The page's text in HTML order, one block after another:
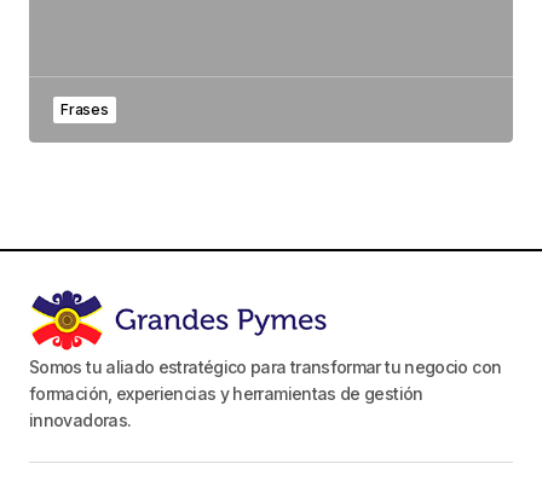
Frases
Somos tu aliado estratégico para transformar tu negocio con
formación, experiencias y herramientas de gestión
innovadoras.